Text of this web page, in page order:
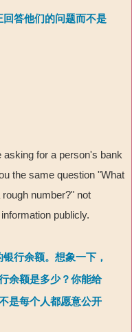
答他们的问题而不是
for a person's bank
the same question "What
number?" not
publicly.
行余额。想象一下，
余额是多少？你能给
是每个人都愿意公开